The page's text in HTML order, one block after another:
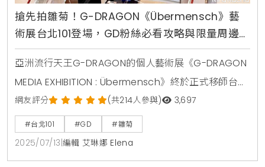
搶先拍雛菊！G-DRAGON《Übermensch》藝
術展台北101登場，GD粉絲必看攻略與限量周邊解
析
亞洲流行天王G-DRAGON的個人藝術展《G-DRAGON
MEDIA EXHIBITION : Übermensch》終於正式移師台
灣，這場備受矚目的藝術盛事選擇在象徵城市潮流地標
的台北101盛大舉辦。這不僅僅是一場單純的展覽，GD
這次直接橫跨台北101的1樓、4樓與5樓，精心打造出一
個完整且多層次的藝術體驗空間。從創新的互動裝置到
網友評分 (共214人參與) 3,697
#台北101 #GD #雛菊
2025/07/13 編輯 艾琳娜 Elena